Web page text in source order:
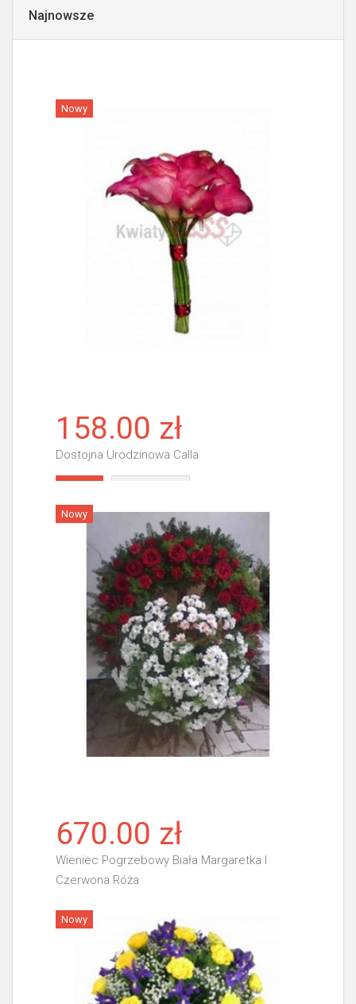
Najnowsze
Nowy
158.00 zł
Dostojna Urodzinowa Calla
Nowy
670.00 zł
Wieniec Pogrzebowy Biała Margaretka I
Czerwona Róża
Więcej
Nowy